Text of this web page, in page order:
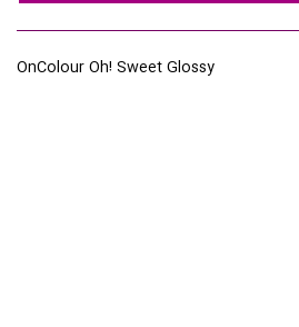
OnColour Oh! Sweet Glossy